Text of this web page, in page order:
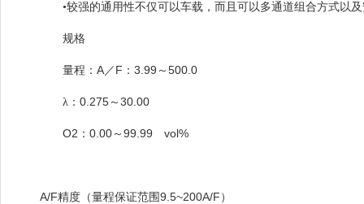
•较强的通用性不仅可以车载，而且可以多通道组合方式以及
规格
量程： A／ F ： 3.99 ～ 500.0
λ： 0.275 ～ 30.00
O2 ： 0.00 ～ 99.99 vol%
A/F精度（量程保证范围 9.5~200A/F ）